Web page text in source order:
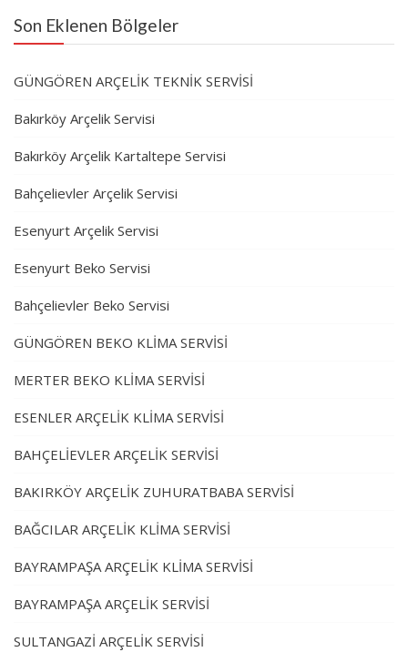
Son Eklenen Bölgeler
GÜNGÖREN ARÇELİK TEKNİK SERVİSİ
Bakırköy Arçelik Servisi
Bakırköy Arçelik Kartaltepe Servisi
Bahçelievler Arçelik Servisi
Esenyurt Arçelik Servisi
Esenyurt Beko Servisi
Bahçelievler Beko Servisi
GÜNGÖREN BEKO KLİMA SERVİSİ
MERTER BEKO KLİMA SERVİSİ
ESENLER ARÇELİK KLİMA SERVİSİ
BAHÇELİEVLER ARÇELİK SERVİSİ
BAKIRKÖY ARÇELİK ZUHURATBABA SERVİSİ
BAĞCILAR ARÇELİK KLİMA SERVİSİ
BAYRAMPAŞA ARÇELİK KLİMA SERVİSİ
BAYRAMPAŞA ARÇELİK SERVİSİ
SULTANGAZİ ARÇELİK SERVİSİ